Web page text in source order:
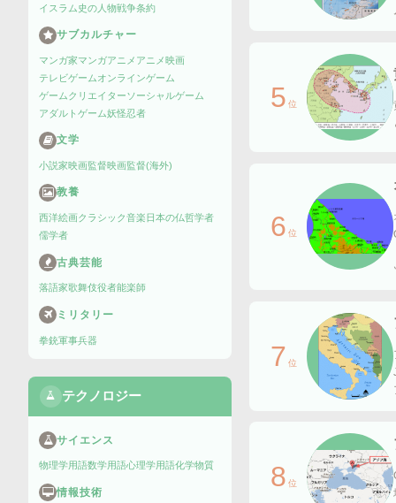
イスラム史の人物戦争条約
サブカルチャー
マンガ家マンガアニメ アニメ映画
テレビゲームオンラインゲーム
ゲームクリエイターソーシャルゲーム
アダルトゲーム妖怪忍者
文学
小説家映画監督映画監督(海外)
教養
西洋絵画クラシック音楽 日本の仏哲学者
儒学者
古典芸能
落語家歌舞伎役者能楽師
ミリタリー
拳銃軍事兵器
テクノロジー
サイエンス
物理学用語数学用語心理学用語化学物質
情報技術
5 位
6 位
7 位
8 位